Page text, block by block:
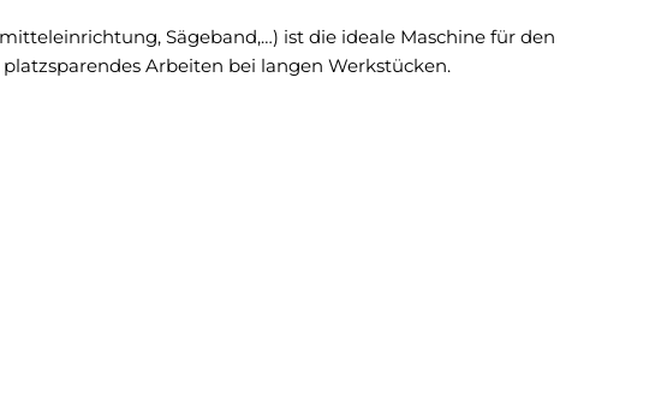
Sägeband,…) ist die ideale Maschine für den
Arbeiten bei langen Werkstücken.